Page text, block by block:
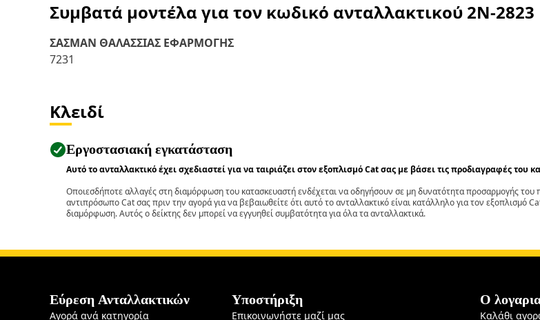
Συμβατά μοντέλα για τον κωδικό ανταλλακτικού 2N-2823
ΣΑΣΜΑΝ ΘΑΛΑΣΣΙΑΣ ΕΦΑΡΜΟΓΗΣ
7231
Κλειδί
Εργοστασιακή εγκατάσταση
Αυτό το ανταλλακτικό έχει σχεδιαστεί για να ταιριάζει στον εξοπλισμό Cat σας με βάσει τις προδιαγραφές του
Οποιεσδήποτε αλλαγές στη διαμόρφωση του κατασκευαστή ενδέχεται να οδηγήσουν σε μη δυνατότητα προσαρμογής του
αντιπρόσωπο Cat σας πριν την αγορά για να βεβαιωθείτε ότι αυτό το ανταλλακτικό είναι κατάλληλο για τον εξοπλισμό
διαμόρφωση. Αυτός ο δείκτης δεν μπορεί να εγγυηθεί συμβατότητα για όλα τα ανταλλακτικά.
Εύρεση Ανταλλακτικών
Αγορά ανά κατηγορία
Υποστήριξη
Επικοινωνήστε μαζί μας
Ο
Καλάθι